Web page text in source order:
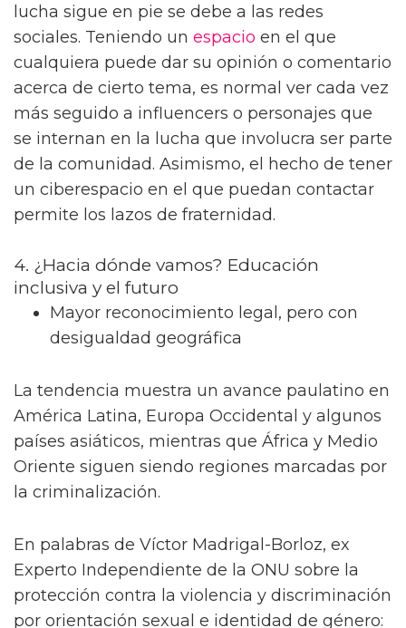
lucha sigue en pie se debe a las redes
sociales. Teniendo un espacio en el que
cualquiera puede dar su opinión o comentario
acerca de cierto tema, es normal ver cada vez
más seguido a influencers o personajes que
se internan en la lucha que involucra ser parte
de la comunidad. Asimismo, el hecho de tener
un ciberespacio en el que puedan contactar
permite los lazos de fraternidad.
4. ¿Hacia dónde vamos? Educación
inclusiva y el futuro
Mayor reconocimiento legal, pero con
desigualdad geográfica
La tendencia muestra un avance paulatino en
América Latina, Europa Occidental y algunos
países asiáticos, mientras que África y Medio
Oriente siguen siendo regiones marcadas por
la criminalización.
En palabras de Víctor Madrigal-Borloz, ex
Experto Independiente de la ONU sobre la
protección contra la violencia y discriminación
por orientación sexual e identidad de género: